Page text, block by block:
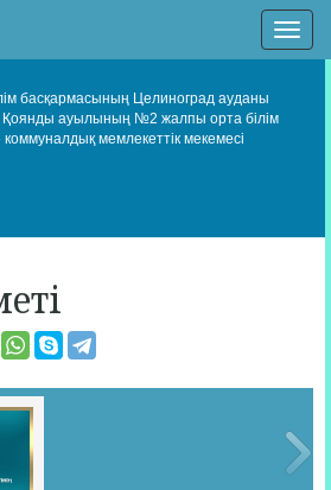
басқармасының Целиноград ауданы
Қоянды ауылының №2 жалпы орта білім
коммуналдық мемлекеттік мекемесі